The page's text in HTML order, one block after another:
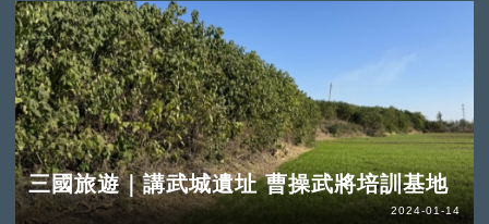
三國旅遊｜講武城遺址 曹操武將培訓基地
2024-01-14